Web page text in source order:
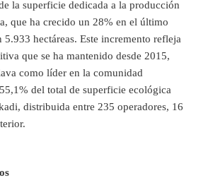
la superficie dedicada a la producción
que ha crecido un 28% en el último
5.933 hectáreas. Este incremento refleja
que se ha mantenido desde 2015,
como líder en la comunidad
del total de superficie ecológica
distribuida entre 235 operadores, 16